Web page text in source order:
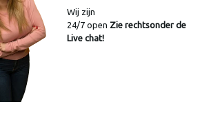
Wij zijn
24/7 open Zie rechtsonder de
Live chat!